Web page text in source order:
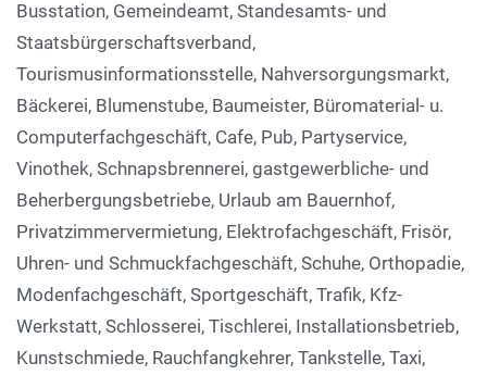
Busstation, Gemeindeamt, Standesamts- und
Staatsbürgerschaftsverband,
Tourismusinformationsstelle, Nahversorgungsmarkt,
Bäckerei, Blumenstube, Baumeister, Büromaterial- u.
Computerfachgeschäft, Cafe, Pub, Partyservice,
Vinothek, Schnapsbrennerei, gastgewerbliche- und
Beherbergungsbetriebe, Urlaub am Bauernhof,
Privatzimmervermietung, Elektrofachgeschäft, Frisör,
Uhren- und Schmuckfachgeschäft, Schuhe, Orthopadie,
Modenfachgeschäft, Sportgeschäft, Trafik, Kfz-
Werkstatt, Schlosserei, Tischlerei, Installationsbetrieb,
Kunstschmiede, Rauchfangkehrer, Tankstelle, Taxi,